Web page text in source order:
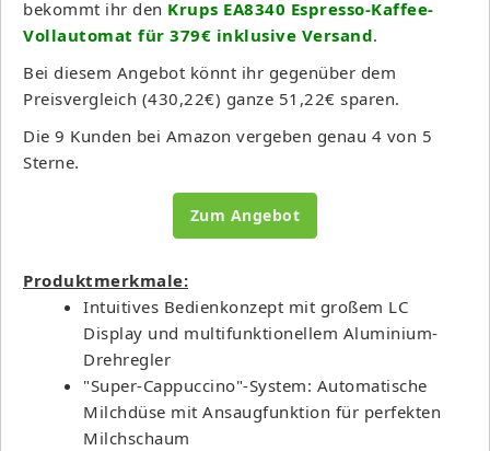
bekommt ihr den Krups EA8340 Espresso-Kaffee-
Vollautomat für 379€ inklusive Versand.
Bei diesem Angebot könnt ihr gegenüber dem
Preisvergleich (430,22€) ganze 51,22€ sparen.
Die 9 Kunden bei Amazon vergeben genau 4 von 5
Sterne.
Zum Angebot
Produktmerkmale:
Intuitives Bedienkonzept mit großem LC
Display und multifunktionellem Aluminium-
Drehregler
"Super-Cappuccino"-System: Automatische
Milchdüse mit Ansaugfunktion für perfekten
Milchschaum